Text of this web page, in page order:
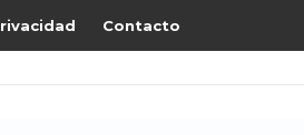
Contacto